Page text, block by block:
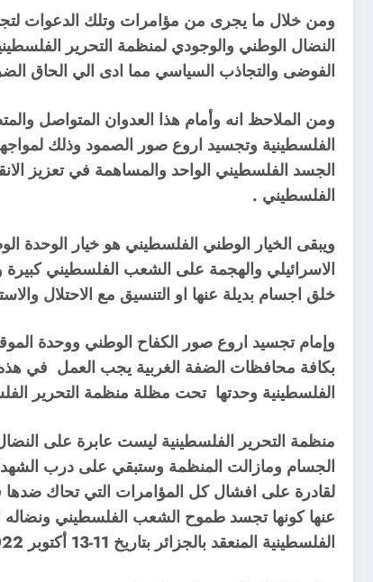
ومن خلال ما يجرى من مؤامرات وتلك الدعوات
النضال الوطني والوجودي لمنظمة التحرير
الفوضى والتجاذب السياسي مما ادى الي الحاق
ومن الملاحظ انه وأمام ھذا العدوان المتواصل
الفلسطينية وتجسيد اروع صور الصمود وذلك
الجسد الفلسطيني الواحد والمساهمة في تعزيز
الفلسطيني .
ويبقى الخيار الوطني الفلسطيني هو خيار الوحدة
الاسرائيلي والهجمة على الشعب الفلسطيني
خلق اجسام بديلة عنها او التنسيق مع الاحتلال
وإمام تجسيد اروع صور الكفاح الوطني ووحدة
بكافة محافظات الضفة الغربية يجب العمل في ھذه
الفلسطينية وحدتها تحت مظلة منظمة التحرير
منظمة التحرير الفلسطينية ليست عابرة على
الجسام ومازالت المنظمة وستبقي على درب
لقادرة على افشال كل المؤامرات التي تحاك
عنها كونها تجسد طموح الشعب الفلسطيني
الفلسطينية المنعقد بالجزائر بتاريخ 11-13 أكتوبر 2022، مع التأكيد على ضرورة توحيد جهود الدول العربية للتسريع في تحقيق هذا الهدف .